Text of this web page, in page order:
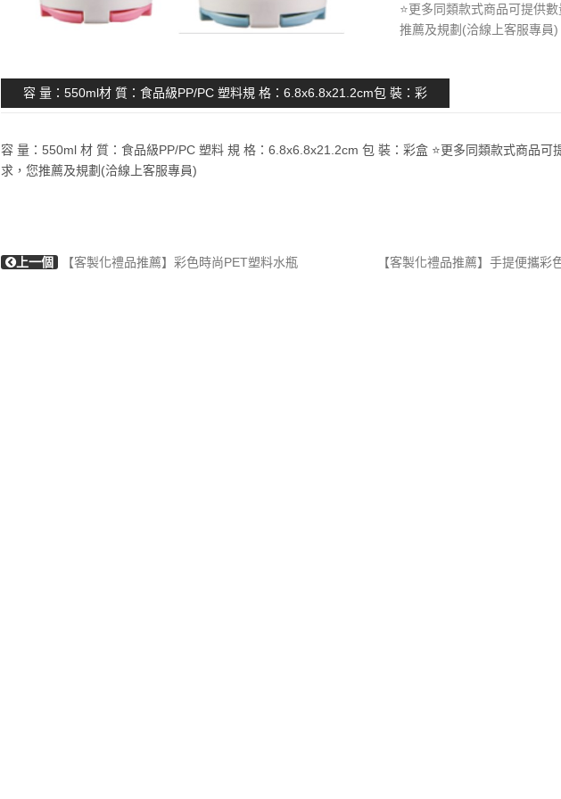
⭐更多同類款式商品可提供
推薦及規劃(洽線上客服專員)
容 量：550ml材 質：食品級PP/PC 塑料規 格：6.8x6.8x21.2cm包 裝：彩
容 量：550ml 材 質：食品級PP/PC 塑料 規 格：6.8x6.8x21.2cm 包 裝：彩盒 ⭐更多同類款式商品可
求，您推薦及規劃(洽線上客服專員)
上一個 【客製化禮品推薦】彩色時尚PET塑料水瓶 【客製化禮品推薦】手提便攜彩